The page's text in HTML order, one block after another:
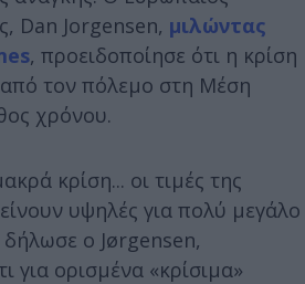
Dan Jorgensen, μιλώντας
, προειδοποίησε ότι η κρίση
τον πόλεμο στη Μέση
χρόνου.
κρίση... οι τιμές της
υψηλές για πολύ μεγάλο
ο Jørgensen,
για ορισμένα «κρίσιμα»